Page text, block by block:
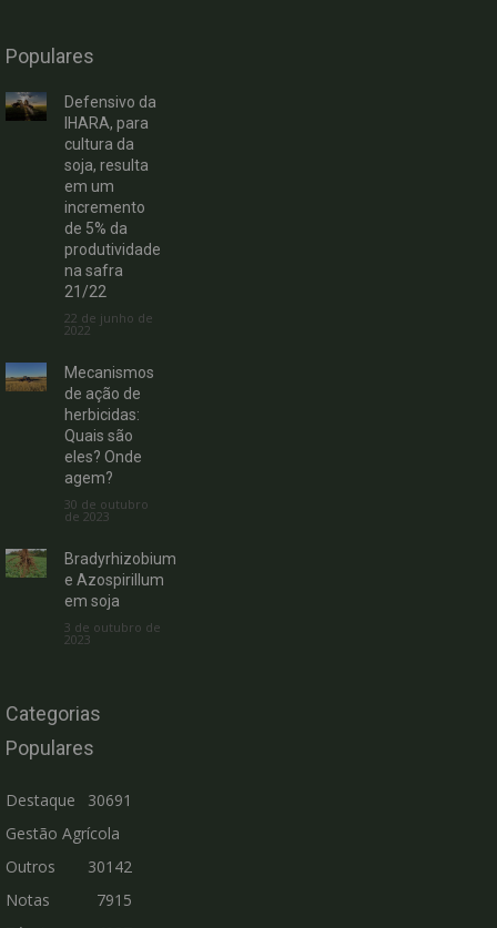
Populares
Defensivo da
IHARA, para
cultura da
soja, resulta
em um
incremento
de 5% da
produtividade
na safra
21/22
22 de junho de
2022
Mecanismos
de ação de
herbicidas:
Quais são
eles? Onde
agem?
30 de outubro
de 2023
Bradyrhizobium
e Azospirillum
em soja
3 de outubro de
2023
Categorias
Populares
Destaque
30691
Gestão Agrícola
30142
Outros
7915
Notas